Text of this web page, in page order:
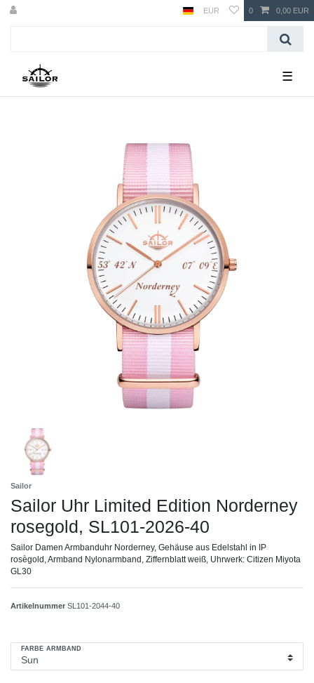
EUR 0 0,00 EUR
☰
Sailor
Sailor Uhr Limited Edition Norderney
rosegold, SL101-2026-40
Sailor Damen Armbanduhr Norderney, Gehäuse aus Edelstahl in IP
rosègold, Armband Nylonarmband, Ziffernblatt weiß, Uhrwerk: Citizen Miyota
GL30
Artikelnummer SL101-2044-40
FARBE ARMBAND